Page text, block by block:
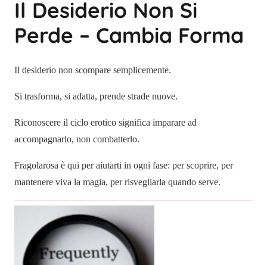
Il Desiderio Non Si
Perde – Cambia Forma
Il desiderio non scompare semplicemente.
Si trasforma, si adatta, prende strade nuove.
Riconoscere il ciclo erotico significa imparare ad
accompagnarlo, non combatterlo.
Fragolarosa è qui per aiutarti in ogni fase: per scoprire, per
mantenere viva la magia, per risvegliarla quando serve.